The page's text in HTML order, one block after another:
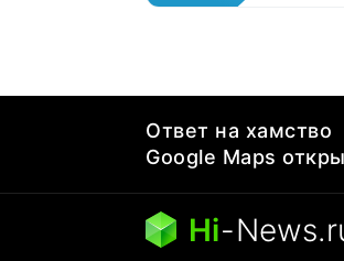
Ответ на хамство
Google Maps
Hi-